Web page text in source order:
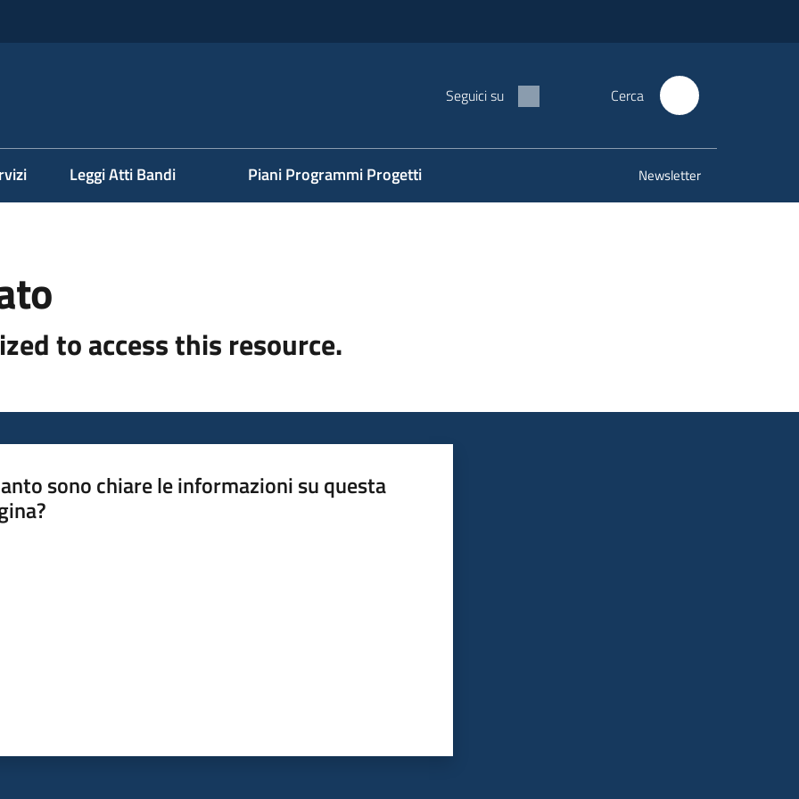
Seguici su Cerca
Leggi Atti Bandi Piani Programmi Progetti Newsletter
to access this resource.
sono chiare le informazioni su questa